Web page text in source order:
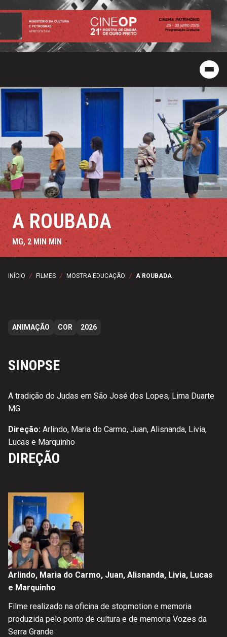
A ROUBADA
MG, 2 MIN MIN
INÍCIO / FILMES / MOSTRA EDUCAÇÃO / A ROUBADA
ANIMAÇÃO COR 2026
SINOPSE
A tradição do Judas em São José dos Lopes, Lima Duarte
MG
Direção: Arlindo, Maria do Carmo, Juan, Alisnanda, Livia,
Lucas e Marquinho
DIREÇÃO
Arlindo, Maria do Carmo, Juan, Alisnanda, Livia, Lucas
e Marquinho
Filme realizado na oficina de stopmotion e memoria
produzida pelo ponto de cultura e de memoria Vozes da
Serra Grande